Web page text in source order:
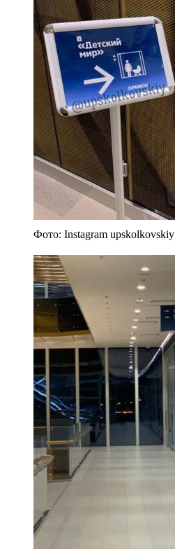
Фото: Instagram upskolkovskiy